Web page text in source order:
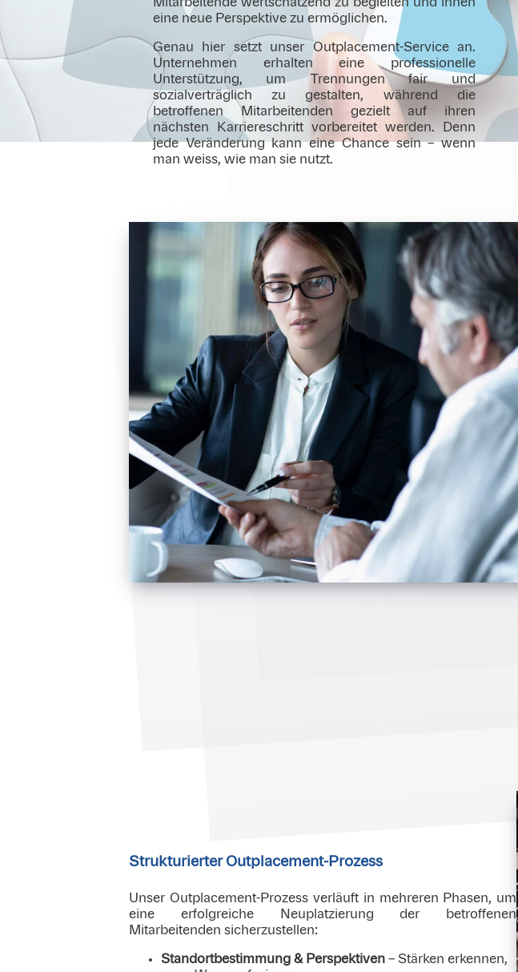
eine neue Perspektive zu ermöglichen.
Genau hier setzt unser Outplacement-Service an.
Unternehmen erhalten eine professionelle
Unterstützung, um Trennungen fair und
sozialverträglich zu gestalten, während die
betroffenen Mitarbeitenden gezielt auf ihren
nächsten Karriereschritt vorbereitet werden. Denn
jede Veränderung kann eine Chance sein – wenn
man weiss, wie man sie nutzt.
Strukturierter Outplacement-Prozess
Unser Outplacement-Prozess verläuft in mehreren Phasen, um
eine erfolgreiche Neuplatzierung der betroffenen
Mitarbeitenden sicherzustellen:
Standortbestimmung & Perspektiven – Stärken erkennen,